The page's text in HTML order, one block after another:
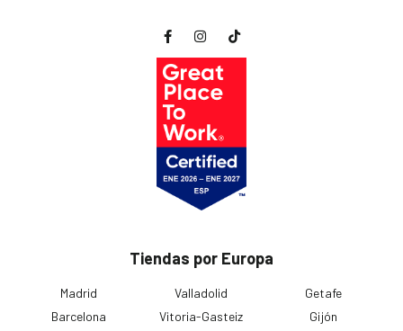
Tiendas por Europa
Madrid
Barcelona
Valladolid
Vitoria-Gasteiz
Getafe
Gijón